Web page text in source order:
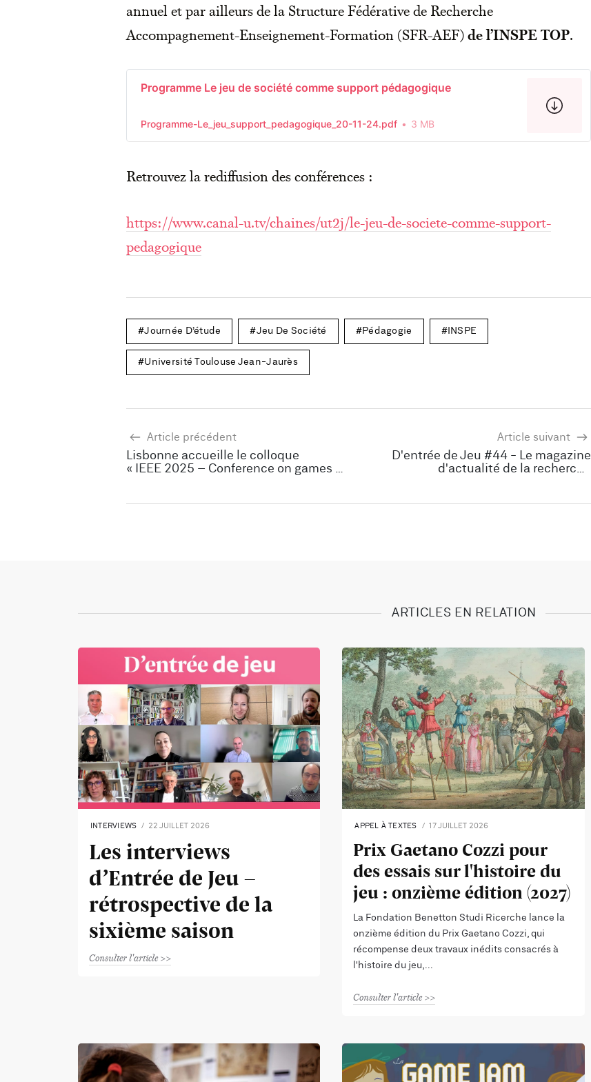
annuel et par ailleurs de la Structure Fédérative de Recherche
Accompagnement-Enseignement-Formation (SFR-AEF)de l’INSPE TOP.
Programme Le jeu de société comme support pédagogique
Programme-Le_jeu_support_pedagogique_20-11-24.pdf 3 MB
Retrouvez la rediffusion des conférences :
https://www.canal-u.tv/chaines/ut2j/le-jeu-de-societe-comme-support-
pedagogique
Journée D’étude Jeu De Société Pédagogie INSPE
Université Toulouse Jean-Jaurès
Article précédent
Lisbonne accueille le colloque
« IEEE 2025 – Conference on games »
Article suivant
D'entrée de Jeu #44 - Le magazine
d'actualité de la recherche
ARTICLES EN RELATION
INTERVIEWS 22 JUILLET 2026
Les interviews
d’Entrée de Jeu -
rétrospective de la
sixième saison
Consulter l'article
APPEL À TEXTES 17 JUILLET 2026
Prix Gaetano Cozzi pour
des essais sur l'histoire du
jeu : onzième édition (2027)
La Fondation Benetton Studi Ricerche lance la
onzième édition du Prix Gaetano Cozzi, qui
récompense deux travaux inédits consacrés à
l'histoire du jeu,
Consulter l'article